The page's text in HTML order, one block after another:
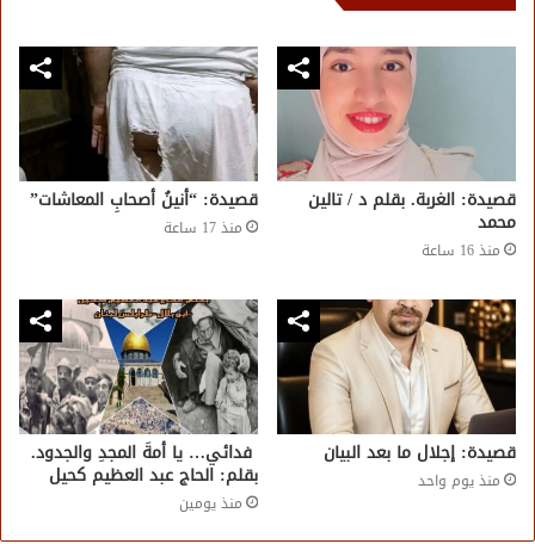
قصيدة: الغربة. بقلم د / تالين
محمد
منذ 16 ساعة
قصيدة: “أنينُ أصحابِ المعاشات”
منذ 17 ساعة
قصيدة: إجلال ما بعد البيان
منذ يوم واحد
فدائي… يا أمةَ المجدِ والجدود.
بقلم: الحاج عبد العظيم كحيل
منذ يومين